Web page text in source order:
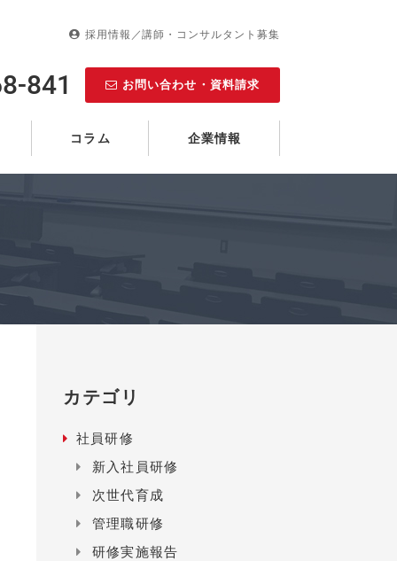
採用情報／講師・コンサルタント募集
841 お問い合わせ・資料請求
コラム 企業情報
カテゴリ
社員研修
新入社員研修
次世代育成
管理職研修
研修実施報告